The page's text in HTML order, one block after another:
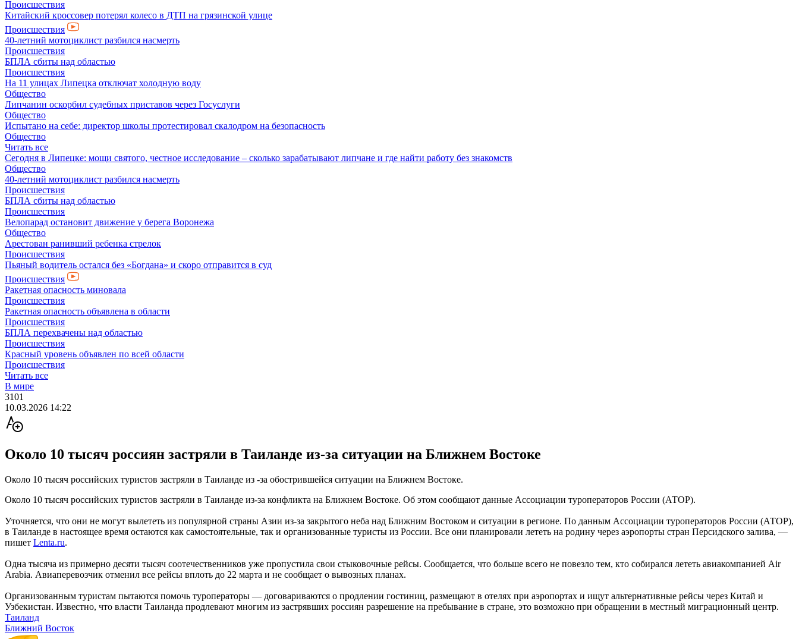
Происшествия
Китайский кроссовер потерял колесо в ДТП на грязинской улице
Происшествия
40-летний мотоциклист разбился насмерть
Происшествия
БПЛА сбиты над областью
Происшествия
На 11 улицах Липецка отключат холодную воду
Общество
Липчанин оскорбил судебных приставов через Госуслуги
Общество
Испытано на себе: директор школы протестировал скалодром на безопасность
Общество
Читать все
Сегодня в Липецке: мощи святого, честное исследование – сколько зарабатывают липчане и где найти работу без знакомств
Общество
40-летний мотоциклист разбился насмерть
Происшествия
БПЛА сбиты над областью
Происшествия
Велопарад остановит движение у берега Воронежа
Общество
Арестован ранивший ребенка стрелок
Происшествия
Пьяный водитель остался без «Богдана» и скоро отправится в суд
Происшествия
Ракетная опасность миновала
Происшествия
Ракетная опасность объявлена в области
Происшествия
БПЛА перехвачены над областью
Происшествия
Красный уровень объявлен по всей области
Происшествия
Читать все
В мире
3101
10.03.2026 14:22
Около 10 тысяч россиян застряли в Таиланде из-за ситуации на Ближнем Востоке
Около 10 тысяч российских туристов застряли в Таиланде из ‑за обострившейся ситуации на Ближнем Востоке.
Около 10 тысяч российских туристов застряли в Таиланде из-за конфликта на Ближнем Востоке. Об этом сообщают данные Ассоциации туроператоров России (АТОР).
Уточняется, что они не могут вылететь из популярной страны Азии из-за закрытого неба над Ближним Востоком и ситуации в регионе. По данным Ассоциации туроператоров России (АТОР),
в Таиланде в настоящее время остаются как самостоятельные, так и организованные туристы из России. Все они планировали лететь на родину через аэропорты стран Персидского залива, —
пишет Lenta.ru.
Одна тысяча из примерно десяти тысяч соотечественников уже пропустила свои стыковочные рейсы. Сообщается, что больше всего не повезло тем, кто собирался лететь авиакомпанией Air
Arabia. Авиаперевозчик отменил все рейсы вплоть до 22 марта и не сообщает о вывозных планах.
Организованным туристам пытаются помочь туроператоры — договариваются о продлении гостиниц, размещают в отелях при аэропортах и ищут альтернативные рейсы через Китай и
Узбекистан. Известно, что власти Таиланда продлевают многим из застрявших россиян разрешение на пребывание в стране, это возможно при обращении в местный миграционный центр.
Таиланд
Ближний Восток